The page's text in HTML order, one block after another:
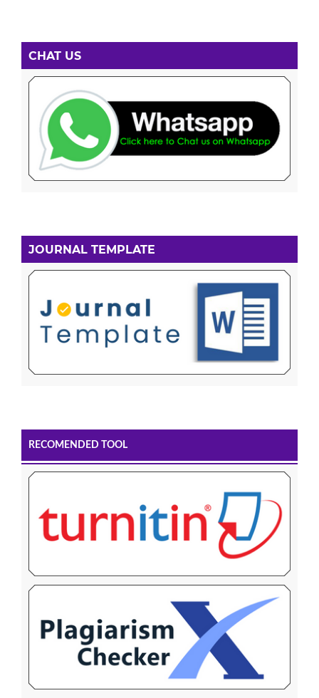
CHAT US
JOURNAL TEMPLATE
RECOMENDED TOOL